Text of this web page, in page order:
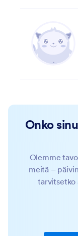
Onko
Olemme
meitä –
tarvitsetko